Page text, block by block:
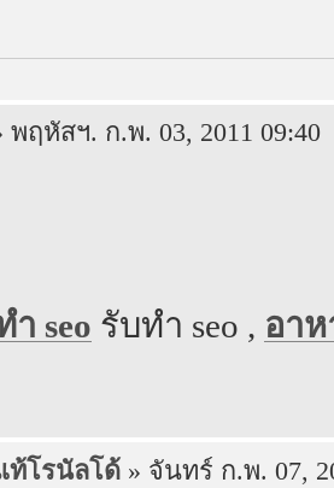
พฤหัสฯ. ก.พ. 03, 2011 09:40
ำ seo รับทำ seo , อาห
โรนัลโด้ » จันทร์ ก.พ. 07,